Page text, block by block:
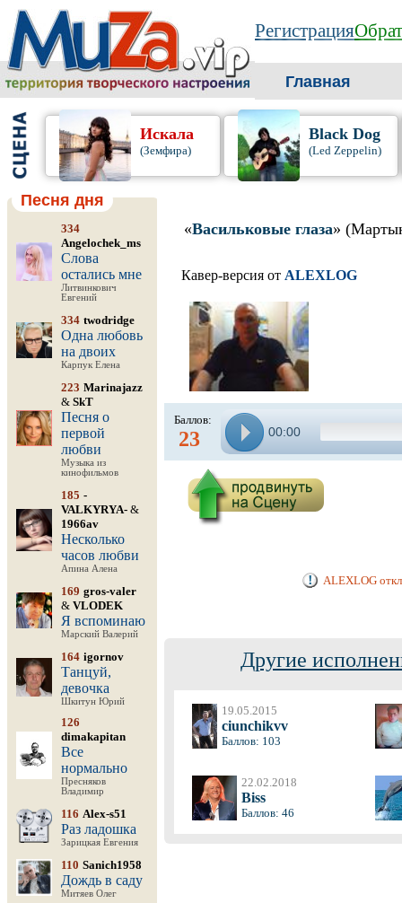
Регистрация
Главная
Искала
(Земфира)
Black Dog
(Led Zeppelin)
Песня дня
334
Angelochek_ms
Слова
остались мне
Литвинкович
Евгений
334 twodridge
Одна любовь
на двоих
Карпук Елена
223 Marinajazz
& SkT
Песня о
первой
любви
Музыка из
кинофильмов
185 -
VALKYRYA- &
1966av
Несколько
часов любви
Апина Алена
169 gros-valer
& VLODEK
Я вспоминаю
Марский Валерий
164 igornov
Танцуй,
девочка
Шкитун Юрий
126
dimakapitan
Все
нормально
Пресняков
Владимир
116 Alex-s51
Раз ладошка
Зарицкая Евгения
110 Sanich1958
Дождь в саду
Митяев Олег
«Васильковые глаза»
Кавер-версия от ALEXLOG
Баллов:
23 00:00
ALEXLOG
Другие
19.05.2015
ciunchikvv
Баллов: 103
22.02.2018
Biss
Баллов: 46